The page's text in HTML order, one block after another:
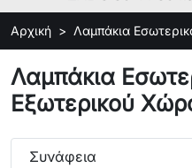
Αρχική Λαμπάκια
Λαμπάκια
Εξωτερικού
Συνάφεια